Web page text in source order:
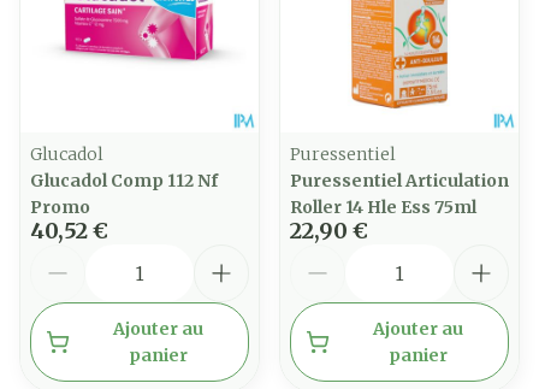
Glucadol
Glucadol Comp 112 Nf
Promo
40,52 €
Ajouter au
panier
Puressentiel
Puressentiel Articulation
Roller 14 Hle Ess 75ml
22,90 €
Ajouter au
panier